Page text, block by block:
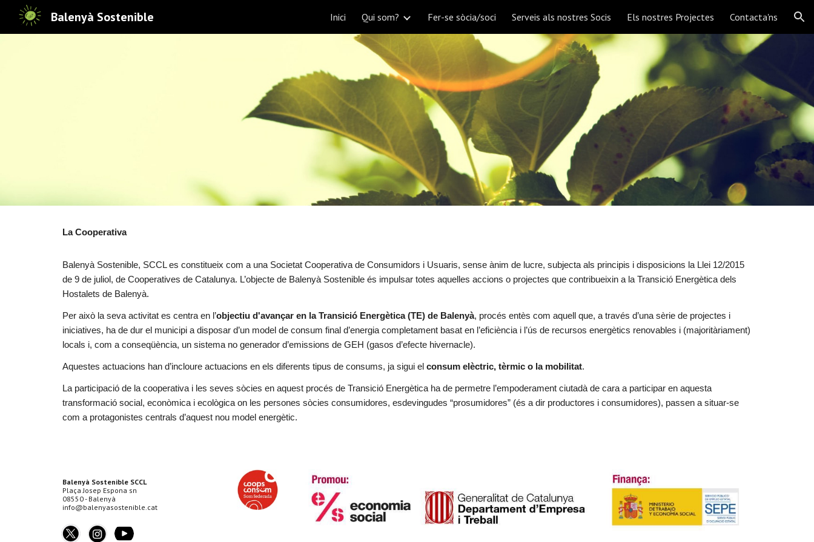
Skip to main content Skip to navigation
Balenyà Sostenible Inici Qui som? Fer-se sòcia/soci Serveis als nostres Socis Els nostres Projectes Contacta'ns
La Cooperativa
Balenyà Sostenible, SCCL es constitueix com a una Societat Cooperativa de Consumidors i Usuaris, sense ànim de lucre, subjecta als principis i disposicions la Llei 12/2015
de 9 de juliol, de Cooperatives de Catalunya. L’objecte de Balenyà Sostenible és impulsar totes aquelles accions o projectes que contribueixin a la Transició Energètica dels
Hostalets de Balenyà.
Per això la seva activitat es centra en l’objectiu d'avançar en la Transició Energètica (TE) de Balenyà, procés entès com aquell que, a través d’una sèrie de projectes i
iniciatives, ha de dur el municipi a disposar d’un model de consum final d’energia completament basat en l’eficiència i l’ús de recursos energètics renovables i (majoritàriament)
locals i, com a conseqüència, un sistema no generador d’emissions de GEH (gasos d’efecte hivernacle).
Aquestes actuacions han d’incloure actuacions en els diferents tipus de consums, ja sigui el consum elèctric, tèrmic o la mobilitat.
La participació de la cooperativa i les seves sòcies en aquest procés de Transició Energètica ha de permetre l’empoderament ciutadà de cara a participar en aquesta
transformació social, econòmica i ecològica on les persones sòcies consumidores, esdevingudes “prosumidores” (és a dir productores i consumidores), passen a situar-se
com a protagonistes centrals d’aquest nou model energètic.
Balenyà Sostenible SCCL
Plaça Josep Espona sn
08550 - Balenyà
info@balenyasostenible.cat